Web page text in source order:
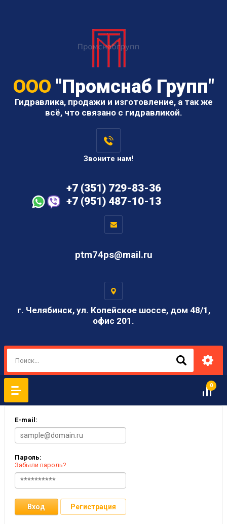
ООО "Промснаб Групп"
Гидравлика, продажи и изготовление, а так же
всё, что связано с гидравликой.
Звоните нам!
+7 (351) 729-83-36
+7 (951) 487-10-13
ptm74ps@mail.ru
г. Челябинск, ул. Копейское шоссе, дом 48/1,
офис 201.
0
E-mail:
Пароль:
Забыли пароль?
Регистрация
Вход